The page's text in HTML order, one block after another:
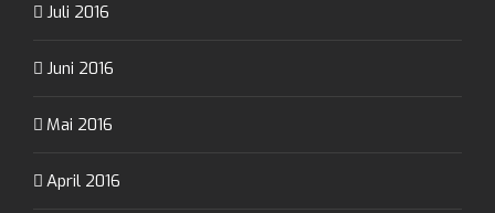
Juli 2016
Juni 2016
Mai 2016
April 2016